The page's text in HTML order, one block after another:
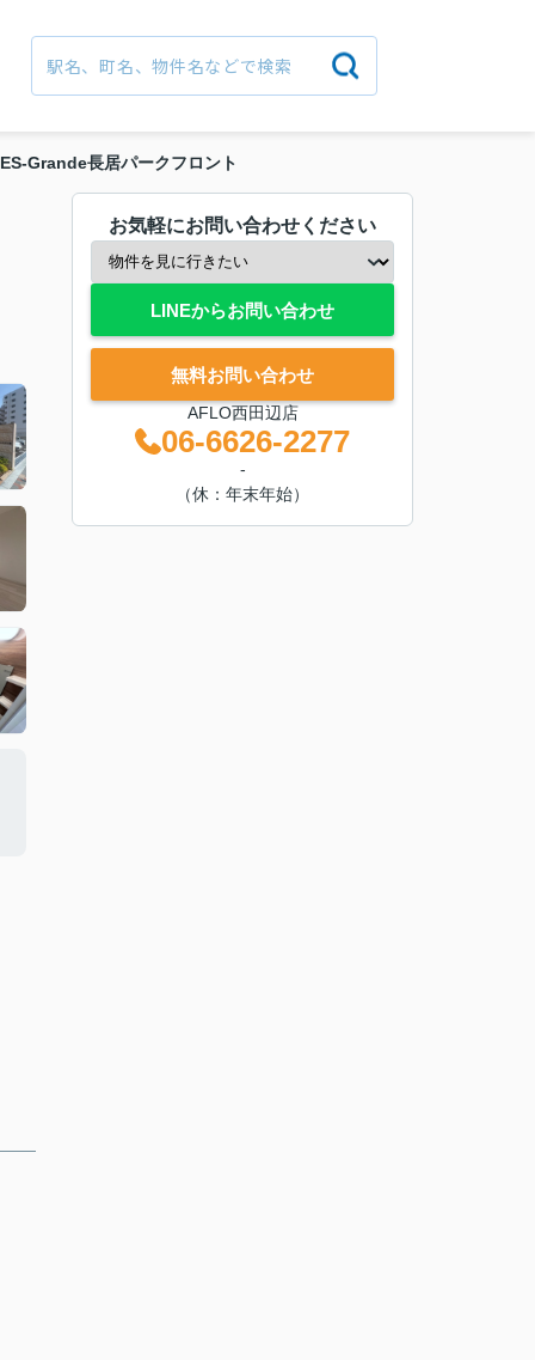
ES‐Grande長居パークフロント
お気軽にお問い合わせください
LINEからお問い合わせ
無料お問い合わせ
AFLO西田辺店
06-6626-2277
-
（休：年末年始）